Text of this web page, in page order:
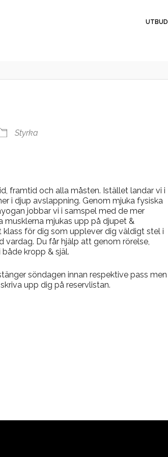
UTBUD
Styrka
framtid och alla måsten. Istället landar vi i
i djup avslappning. Genom mjuka fysiska
jobbar vi i samspel med de mer
mjukas upp på djupet &
för dig som upplever dig väldigt stel i
Du får hjälp att genom rörelse,
kropp & själ.
söndagen innan respektive pass men
upp dig på reservlistan.